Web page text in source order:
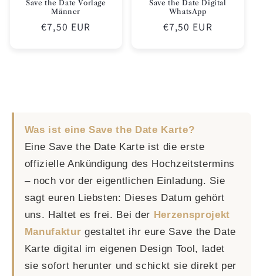
Save the Date Vorlage
Männer
Normaler
€7,50 EUR
Save the Date Digital
WhatsApp
Normaler
€7,50 EUR
Was ist eine Save the Date Karte?
Eine Save the Date Karte ist die erste
offizielle Ankündigung des Hochzeitstermins
– noch vor der eigentlichen Einladung. Sie
sagt euren Liebsten: Dieses Datum gehört
uns. Haltet es frei. Bei der Herzensprojekt
Manufaktur gestaltet ihr eure Save the Date
Karte digital im eigenen Design Tool, ladet
sie sofort herunter und schickt sie direkt per